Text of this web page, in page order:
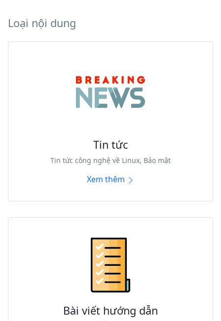
Loại nội dung
Tin tức
Tin tức công nghệ về Linux, Bảo mật
Xem thêm
Bài viết hướng dẫn